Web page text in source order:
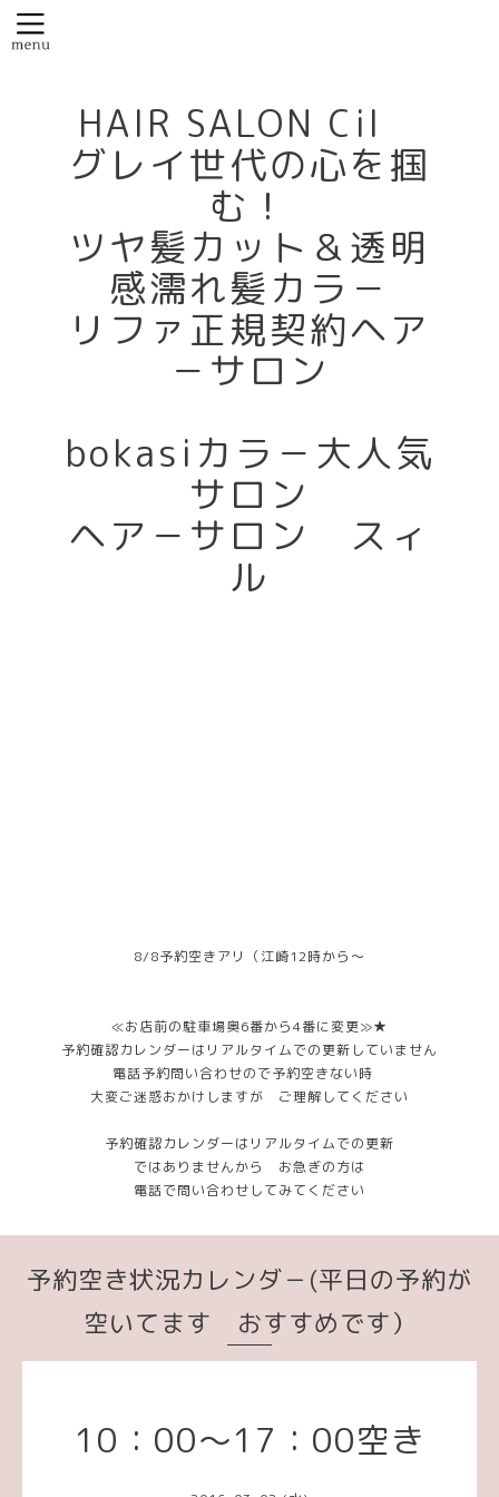
HAIR SALON Cil
グレイ世代の心を掴
む！
ツヤ髪カット＆透明
感濡れ髪カラ－
リファ正規契約ヘア
－サロン
bokasiカラ－大人気
サロン
ヘア－サロン スィ
ル
8/8予約空きアリ（江崎12時から～
≪お店前の駐車場奥6番から4番に変更≫★
予約確認カレンダーはリアルタイムでの更新していません
電話予約問い合わせので予約空きない時
大変ご迷惑おかけしますが ご理解してください
予約確認カレンダーはリアルタイムでの更新
ではありませんから お急ぎの方は
電話で問い合わせしてみてください
予約空き状況カレンダ－(平日の予約が
空いてます おすすめです）
10：00～17：00空き